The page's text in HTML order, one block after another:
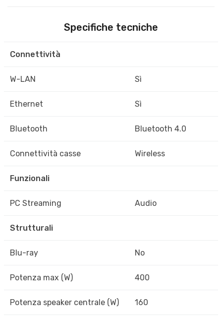
Specifiche tecniche
Connettività
W-LAN Sì
Ethernet Sì
Bluetooth Bluetooth 4.0
Connettività casse Wireless
Funzionali
PC Streaming Audio
Strutturali
Blu-ray No
Potenza max (W) 400
Potenza speaker centrale (W) 160